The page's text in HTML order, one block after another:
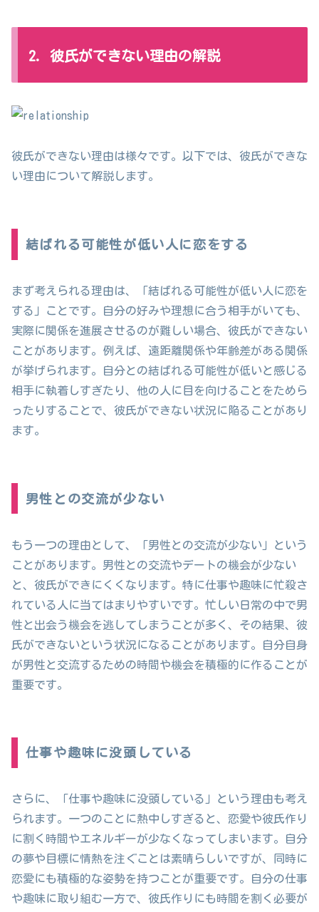
2. 彼氏ができない理由の解説
彼氏ができない理由は様々です。以下では、彼氏ができな
い理由について解説します。
結ばれる可能性が低い人に恋をする
まず考えられる理由は、「結ばれる可能性が低い人に恋を
する」ことです。自分の好みや理想に合う相手がいても、
実際に関係を進展させるのが難しい場合、彼氏ができない
ことがあります。例えば、遠距離関係や年齢差がある関係
が挙げられます。自分との結ばれる可能性が低いと感じる
相手に執着しすぎたり、他の人に目を向けることをためら
ったりすることで、彼氏ができない状況に陥ることがあり
ます。
男性との交流が少ない
もう一つの理由として、「男性との交流が少ない」という
ことがあります。男性との交流やデートの機会が少ない
と、彼氏ができにくくなります。特に仕事や趣味に忙殺さ
れている人に当てはまりやすいです。忙しい日常の中で男
性と出会う機会を逃してしまうことが多く、その結果、彼
氏ができないという状況になることがあります。自分自身
が男性と交流するための時間や機会を積極的に作ることが
重要です。
仕事や趣味に没頭している
さらに、「仕事や趣味に没頭している」という理由も考え
られます。一つのことに熱中しすぎると、恋愛や彼氏作り
に割く時間やエネルギーが少なくなってしまいます。自分
の夢や目標に情熱を注ぐことは素晴らしいですが、同時に
恋愛にも積極的な姿勢を持つことが重要です。自分の仕事
や趣味に取り組む一方で、彼氏作りにも時間を割く必要が